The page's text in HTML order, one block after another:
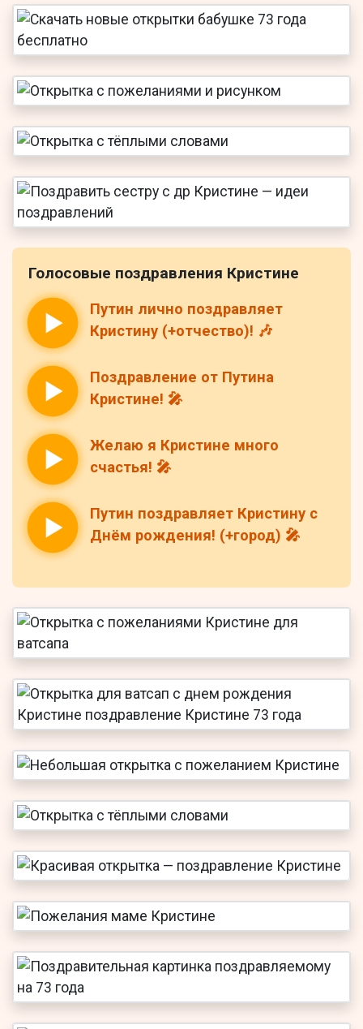
Голосовые поздравления Кристине
Путин лично поздравляет
Кристину (+отчество)! 🎶
Поздравление от Путина
Кристине! 🎤
Желаю я Кристине много
счастья! 🎤
Путин поздравляет Кристину с
Днём рождения! (+город) 🎤